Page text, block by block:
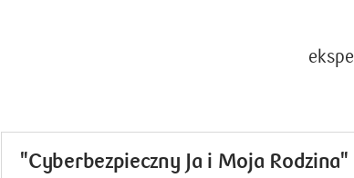
"Cyberbezpieczny Ja i Moja